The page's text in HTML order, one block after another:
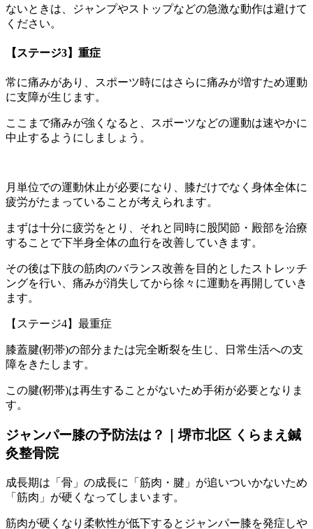
ないときは、ジャンプやストップなどの急激な動作は避けて
ください。
【ステージ3】重症
常に痛みがあり、スポーツ時にはさらに痛みが増すため運動
に支障が生じます。
ここまで痛みが強くなると、スポーツなどの運動は速やかに
中止するようにしましょう。
月単位での運動休止が必要になり、膝だけでなく身体全体に
疲労がたまっていることが考えられます。
まずは十分に疲労をとり、それと同時に股関節・殿部を治療
することで下半身全体の血行を改善していきます。
その後は下肢の筋肉のバランス改善を目的としたストレッチ
ングを行い、痛みが消失してから徐々に運動を再開していき
ます。
【ステージ4】最重症
膝蓋腱(靭帯)の部分または完全断裂を生じ、日常生活への支
障をきたします。
この腱(靭帯)は再生することがないため手術が必要となりま
す。
ジャンパー膝の予防法は？｜堺市北区 くらまえ鍼
灸整骨院
成長期は「骨」の成長に「筋肉・腱」が追いついかないため
「筋肉」が硬くなってしまいます。
筋肉が硬くなり柔軟性が低下するとジャンパー膝を発症しや